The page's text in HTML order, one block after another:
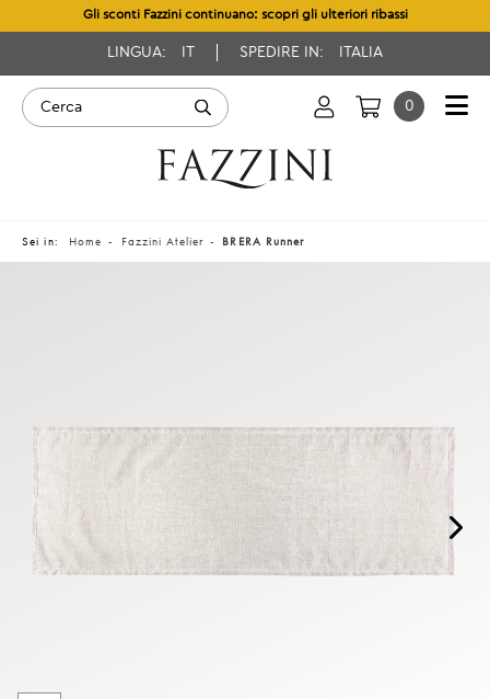
Gli sconti Fazzini continuano: scopri gli ulteriori ribassi
LINGUA: SPEDIRE IN: ITALIA
0
Sei in: Home Fazzini Atelier BRERA Runner